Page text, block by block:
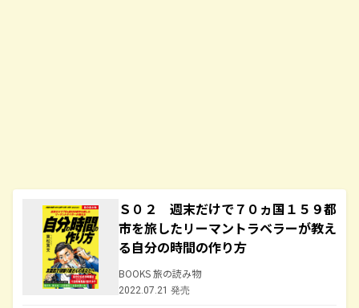
Ｓ０２ 週末だけで７０ヵ国１５９都
市を旅したリーマントラベラーが教え
る自分の時間の作り方
BOOKS 旅の読み物
2022.07.21 発売